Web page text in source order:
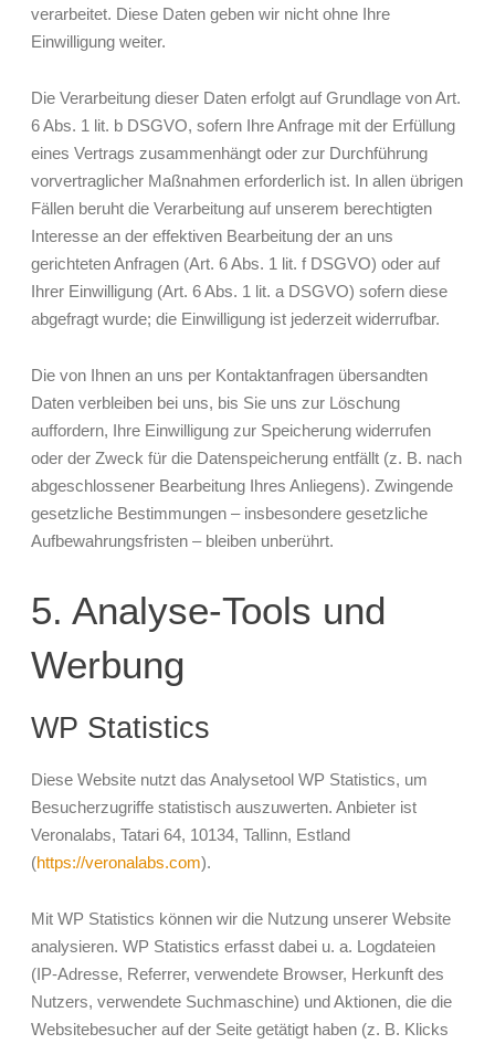
verarbeitet. Diese Daten geben wir nicht ohne Ihre
Einwilligung weiter.
Die Verarbeitung dieser Daten erfolgt auf Grundlage von Art.
6 Abs. 1 lit. b DSGVO, sofern Ihre Anfrage mit der Erfüllung
eines Vertrags zusammenhängt oder zur Durchführung
vorvertraglicher Maßnahmen erforderlich ist. In allen übrigen
Fällen beruht die Verarbeitung auf unserem berechtigten
Interesse an der effektiven Bearbeitung der an uns
gerichteten Anfragen (Art. 6 Abs. 1 lit. f DSGVO) oder auf
Ihrer Einwilligung (Art. 6 Abs. 1 lit. a DSGVO) sofern diese
abgefragt wurde; die Einwilligung ist jederzeit widerrufbar.
Die von Ihnen an uns per Kontaktanfragen übersandten
Daten verbleiben bei uns, bis Sie uns zur Löschung
auffordern, Ihre Einwilligung zur Speicherung widerrufen
oder der Zweck für die Datenspeicherung entfällt (z. B. nach
abgeschlossener Bearbeitung Ihres Anliegens). Zwingende
gesetzliche Bestimmungen – insbesondere gesetzliche
Aufbewahrungsfristen – bleiben unberührt.
5. Analyse-Tools und
Werbung
WP Statistics
Diese Website nutzt das Analysetool WP Statistics, um
Besucherzugriffe statistisch auszuwerten. Anbieter ist
Veronalabs, Tatari 64, 10134, Tallinn, Estland
(https://veronalabs.com).
Mit WP Statistics können wir die Nutzung unserer Website
analysieren. WP Statistics erfasst dabei u. a. Logdateien
(IP-Adresse, Referrer, verwendete Browser, Herkunft des
Nutzers, verwendete Suchmaschine) und Aktionen, die die
Websitebesucher auf der Seite getätigt haben (z. B. Klicks